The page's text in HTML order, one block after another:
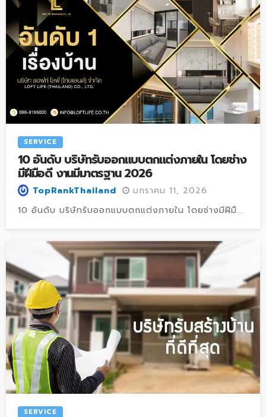
SERVICE
10 อันดับ บริษัทรับออกแบบตกแต่งภายใน โดยช่าง
มีฝีมือดี งานมีมาตรฐาน 2026
TopRankThailand
มกราคม 11, 2026
10 อันดับ บริษัทรับออกแบบตกแต่งภายใน โดยช่างมีฝีมื...
SERVICE